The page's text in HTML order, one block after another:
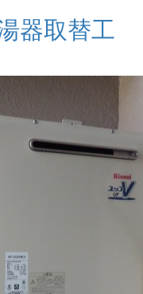
器取替工